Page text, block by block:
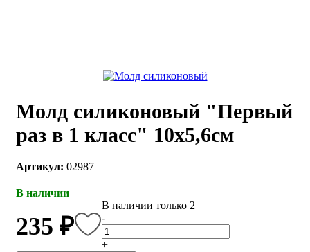
Молд силиконовый "Первый
раз в 1 класс" 10х5,6см
Артикул: 02987
В наличии
235 ₽
В наличии только 2
-
+